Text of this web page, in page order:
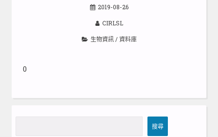
2019-08-26
CIRLSL
生物資訊/資料庫
0
搜尋